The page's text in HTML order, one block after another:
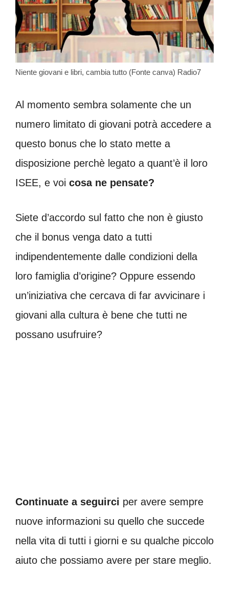
Niente giovani e libri, cambia tutto (Fonte canva) Radio7
Al momento sembra solamente che un
numero limitato di giovani potrà accedere a
questo bonus che lo stato mette a
disposizione perchè legato a quant’è il loro
ISEE, e voi cosa ne pensate?
Siete d’accordo sul fatto che non è giusto
che il bonus venga dato a tutti
indipendentemente dalle condizioni della
loro famiglia d’origine? Oppure essendo
un’iniziativa che cercava di far avvicinare i
giovani alla cultura è bene che tutti ne
possano usufruire?
Continuate a seguirci per avere sempre
nuove informazioni su quello che succede
nella vita di tutti i giorni e su qualche piccolo
aiuto che possiamo avere per stare meglio.